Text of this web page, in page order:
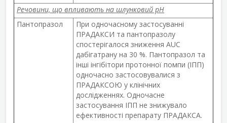
Речовини, що впливають на шлунковий рН
Пантопразол
При одночасному застосуванні
ПРАДАКСИ та пантопразолу
спостерігалося зниження AUC
дабігатрану на 30 %. Пантопразол та
інші інгібітори протонної помпи (ІПП)
одночасно застосовувалися з
ПРАДАКСОЮ у клінічних
дослідженнях. Одночасне
застосування ІПП не знижувало
ефективності препарату ПРАДАКСА.